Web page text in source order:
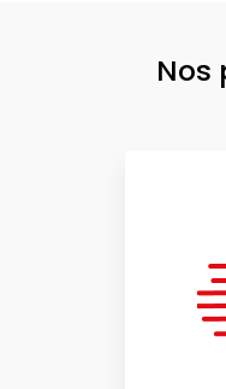
Nos